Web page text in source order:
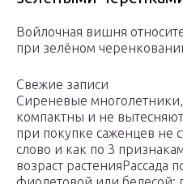
Войлочная вишня
при зелёном
Свежие записи
Сиреневые
компактны и не
при покупке саженцев не
слово и как по 3
возраст растенияРассада